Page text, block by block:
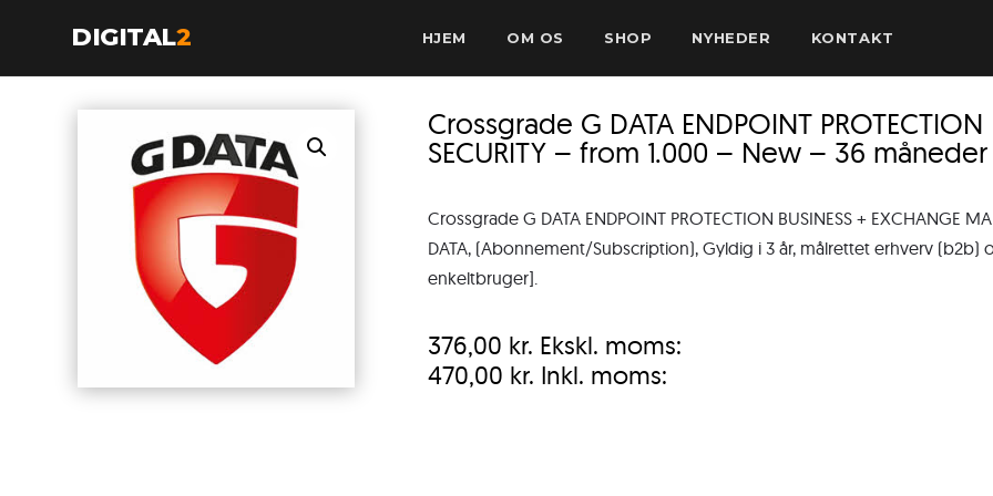
DIGITAL2 HJEM OM OS SHOP NYHEDER KONTAKT
Crossgrade G DATA ENDPOINT PROTECTION
SECURITY – from 1.000 – New – 36 måneder
Crossgrade G DATA ENDPOINT PROTECTION BUSINESS + EXCHANGE
DATA, (Abonnement/Subscription), Gyldig i 3 år, målrettet erhverv (b2b)
enkeltbruger].
376,00 kr. Ekskl. moms:
470,00 kr. Inkl. moms: